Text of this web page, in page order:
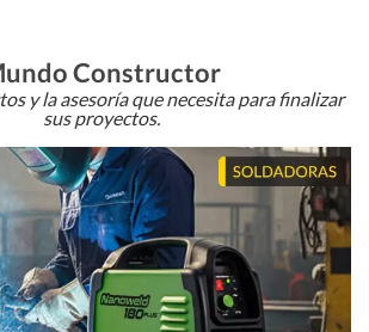
Constructor
y la asesoría que necesita para finalizar
sus proyectos.